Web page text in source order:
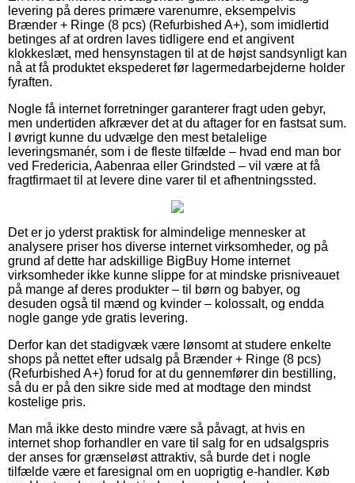
levering på deres primære varenumre, eksempelvis
Brænder + Ringe (8 pcs) (Refurbished A+), som imidlertid
betinges af at ordren laves tidligere end et angivent
klokkeslæt, med hensynstagen til at de højst sandsynligt kan
nå at få produktet ekspederet før lagermedarbejderne holder
fyraften.
Nogle få internet forretninger garanterer fragt uden gebyr,
men undertiden afkræver det at du aftager for en fastsat sum.
I øvrigt kunne du udvælge den mest betalelige
leveringsmanér, som i de fleste tilfælde – hvad end man bor
ved Fredericia, Aabenraa eller Grindsted – vil være at få
fragtfirmaet til at levere dine varer til et afhentningssted.
Det er jo yderst praktisk for almindelige mennesker at
analysere priser hos diverse internet virksomheder, og på
grund af dette har adskillige BigBuy Home internet
virksomheder ikke kunne slippe for at mindske prisniveauet
på mange af deres produkter – til børn og babyer, og
desuden også til mænd og kvinder – kolossalt, og endda
nogle gange yde gratis levering.
Derfor kan det stadigvæk være lønsomt at studere enkelte
shops på nettet efter udsalg på Brænder + Ringe (8 pcs)
(Refurbished A+) forud for at du gennemfører din bestilling,
så du er på den sikre side med at modtage den mindst
kostelige pris.
Man må ikke desto mindre være så påvagt, at hvis en
internet shop forhandler en vare til salg for en udsalgspris
der anses for grænseløst attraktiv, så burde det i nogle
tilfælde være et faresignal om en uoprigtig e-handler. Køb